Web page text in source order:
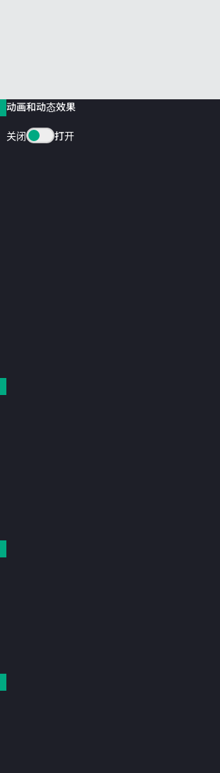
动画和动态效果
关闭 打开